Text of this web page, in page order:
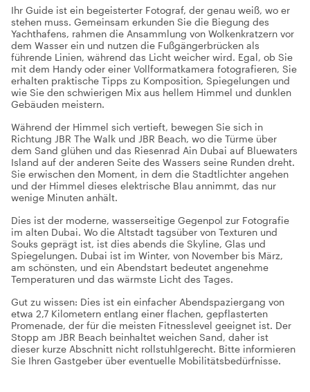
Ihr Guide ist ein begeisterter Fotograf, der genau weiß, wo er
stehen muss. Gemeinsam erkunden Sie die Biegung des
Yachthafens, rahmen die Ansammlung von Wolkenkratzern vor
dem Wasser ein und nutzen die Fußgängerbrücken als
führende Linien, während das Licht weicher wird. Egal, ob Sie
mit dem Handy oder einer Vollformatkamera fotografieren, Sie
erhalten praktische Tipps zu Komposition, Spiegelungen und
wie Sie den schwierigen Mix aus hellem Himmel und dunklen
Gebäuden meistern.
Während der Himmel sich vertieft, bewegen Sie sich in
Richtung JBR The Walk und JBR Beach, wo die Türme über
dem Sand glühen und das Riesenrad Ain Dubai auf Bluewaters
Island auf der anderen Seite des Wassers seine Runden dreht.
Sie erwischen den Moment, in dem die Stadtlichter angehen
und der Himmel dieses elektrische Blau annimmt, das nur
wenige Minuten anhält.
Dies ist der moderne, wasserseitige Gegenpol zur Fotografie
im alten Dubai. Wo die Altstadt tagsüber von Texturen und
Souks geprägt ist, ist dies abends die Skyline, Glas und
Spiegelungen. Dubai ist im Winter, von November bis März,
am schönsten, und ein Abendstart bedeutet angenehme
Temperaturen und das wärmste Licht des Tages.
Gut zu wissen: Dies ist ein einfacher Abendspaziergang von
etwa 2,7 Kilometern entlang einer flachen, gepflasterten
Promenade, der für die meisten Fitnesslevel geeignet ist. Der
Stopp am JBR Beach beinhaltet weichen Sand, daher ist
dieser kurze Abschnitt nicht rollstuhlgerecht. Bitte informieren
Sie Ihren Gastgeber über eventuelle Mobilitätsbedürfnisse.